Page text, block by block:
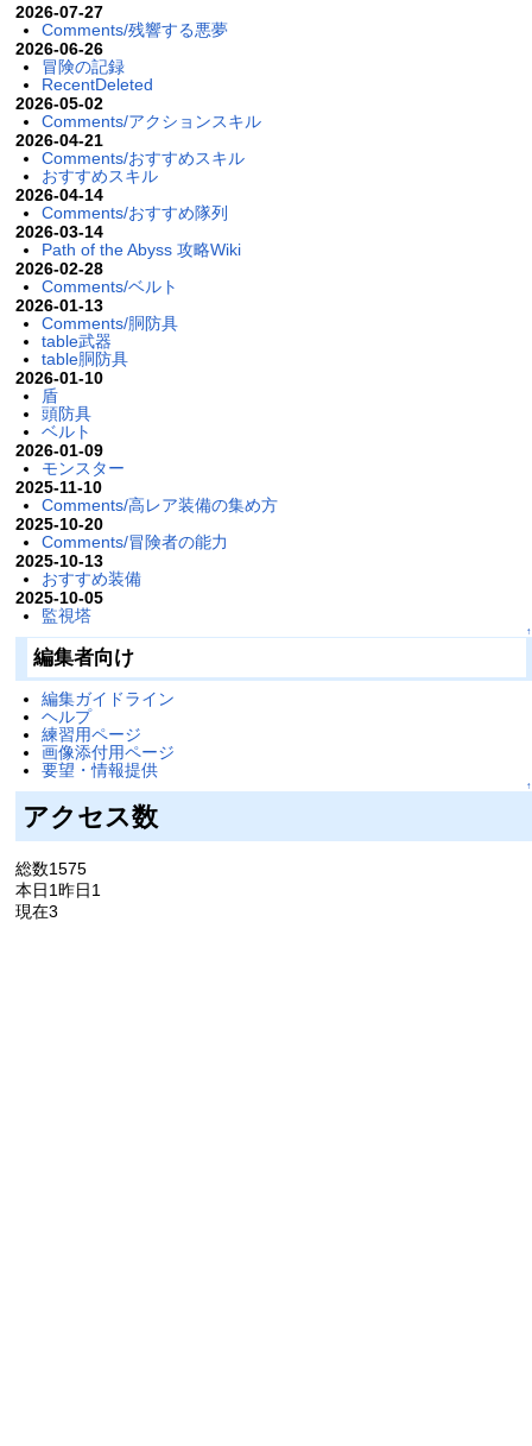
2026-07-27
Comments/残響する悪夢
2026-06-26
冒険の記録
RecentDeleted
2026-05-02
Comments/アクションスキル
2026-04-21
Comments/おすすめスキル
おすすめスキル
2026-04-14
Comments/おすすめ隊列
2026-03-14
Path of the Abyss 攻略Wiki
2026-02-28
Comments/ベルト
2026-01-13
Comments/胴防具
table武器
table胴防具
2026-01-10
盾
頭防具
ベルト
2026-01-09
モンスター
2025-11-10
Comments/高レア装備の集め方
2025-10-20
Comments/冒険者の能力
2025-10-13
おすすめ装備
2025-10-05
監視塔
↑
編集者向け
編集ガイドライン
ヘルプ
練習用ページ
画像添付用ページ
要望・情報提供
↑
アクセス数
総数1575
本日1昨日1
現在3